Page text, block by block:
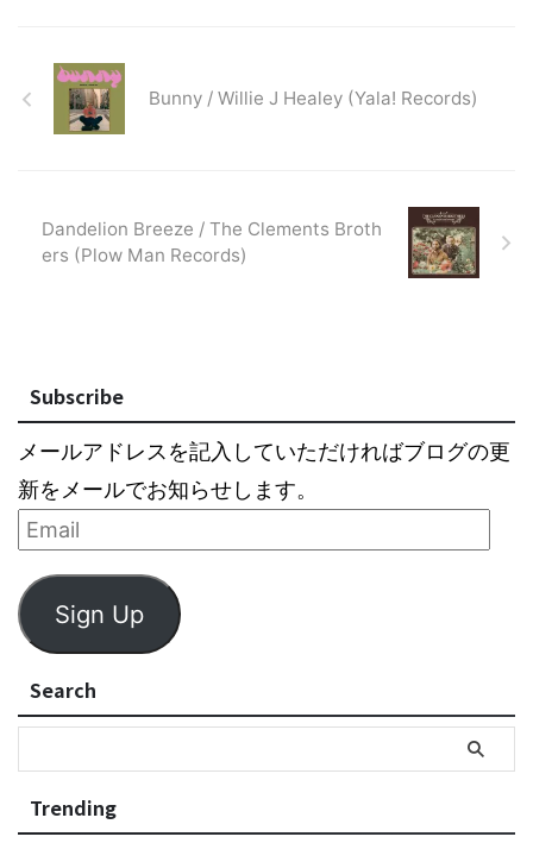
Bunny / Willie J Healey (Yala! Records)
Dandelion Breeze / The Clements Broth
ers (Plow Man Records)
Subscribe
メールアドレスを記入していただければブログの更
新をメールでお知らせします。
Sign Up
Search
Trending